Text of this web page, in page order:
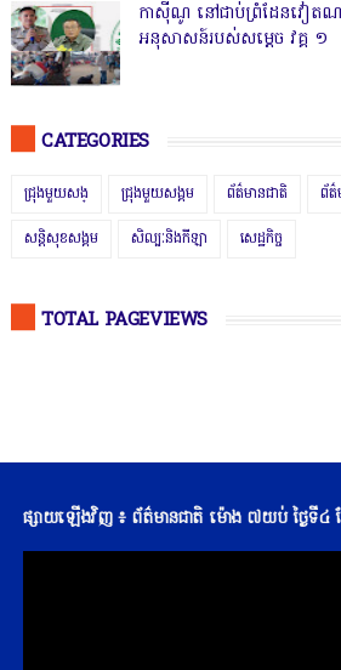
កាសុីណូ នៅជាប់ព្រំដែនវៀតណា
អនុសាសន៍របស់សម្ដេច វគ្គ ១
CATEGORIES
ជ្រុងមួយសង្ ជ្រុងមួយសង្គម ព័ត៌មានជាតិ ព័ត៌
សន្តិសុខសង្គម សិល្បៈនិងកីឡា សេដ្ឋកិច្ច
TOTAL PAGEVIEWS
ផ្សាយឡើងវិញ ៖ ព័ត៌មានជាតិ ម៉ោង ៧យប់ ថ្ងៃទី៤